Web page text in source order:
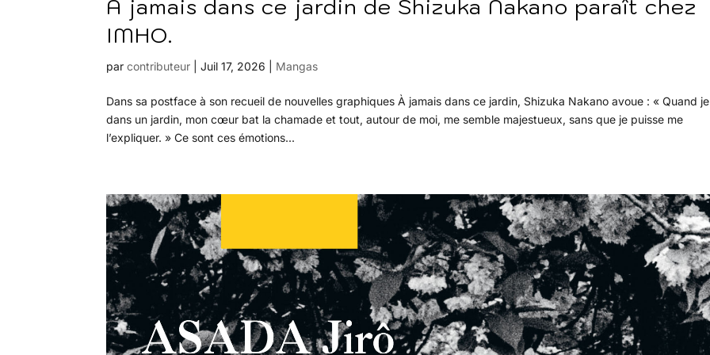
À jamais dans ce jardin de Shizuka Nakano paraît chez
IMHO.
parcontributeur |Juil 17, 2026 Mangas
Dans sa postface à son recueil de nouvelles graphiques À jamais dans ce jardin, Shizuka Nakano avoue : « Quand
dans un jardin, mon cœur bat la chamade et tout, autour de moi, me semble majestueux, sans que je puisse me
l’expliquer. » Ce sont ces émotions...